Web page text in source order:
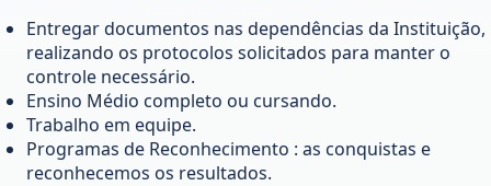
Entregar documentos nas dependências da Instituição,
realizando os protocolos solicitados para manter o
controle necessário.
Ensino Médio completo ou cursando.
Trabalho em equipe.
Programas de Reconhecimento : as conquistas e
reconhecemos os resultados.